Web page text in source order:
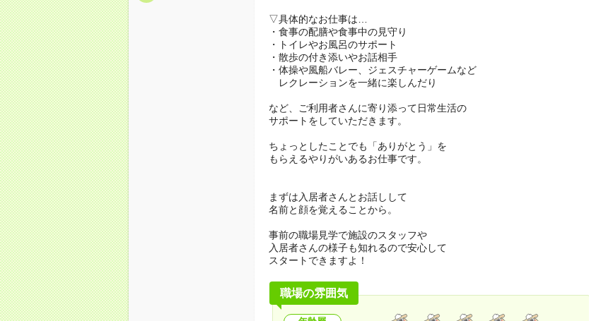
▽具体的なお仕事は…
・食事の配膳や食事中の見守り
・トイレやお風呂のサポート
・散歩の付き添いやお話相手
・体操や風船バレー、ジェスチャーゲームなど
レクレーションを一緒に楽しんだり
など、ご利用者さんに寄り添って日常生活の
サポートをしていただきます。
ちょっとしたことでも「ありがとう」を
もらえるやりがいあるお仕事です。
まずは入居者さんとお話しして
名前と顔を覚えることから。
事前の職場見学で施設のスタッフや
入居者さんの様子も知れるので安心して
スタートできますよ！
職場の雰囲気